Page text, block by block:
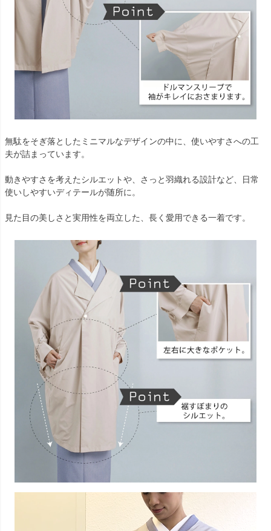
無駄をそぎ落としたミニマルなデザインの中に、使いやすさへの工
夫が詰まっています。
動きやすさを考えたシルエットや、さっと羽織れる設計など、日常
使いしやすいディテールが随所に。
見た目の美しさと実用性を両立した、長く愛用できる一着です。